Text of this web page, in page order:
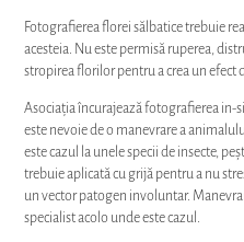
Fotografierea florei sălbatice trebuie
acesteia. Nu este permisă ruperea,
stropirea florilor pentru a crea un efect
Asociația încurajează fotografierea in-
este nevoie de o manevrare a
este cazul la unele specii de insecte,
trebuie aplicată cu grijă pentru a nu
un vector patogen involuntar.
specialist acolo unde este cazul.